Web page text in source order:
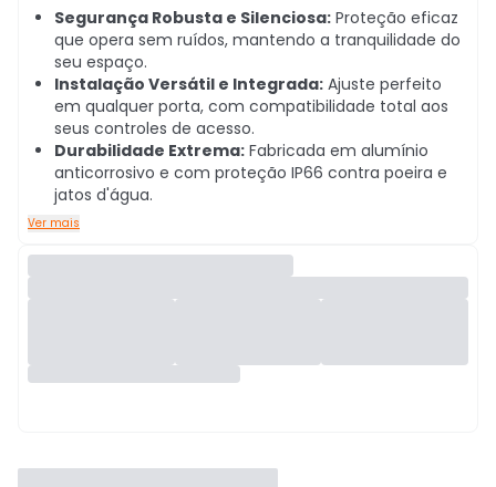
Segurança Robusta e Silenciosa: Proteção eficaz
que opera sem ruídos, mantendo a tranquilidade do
seu espaço.
Instalação Versátil e Integrada: Ajuste perfeito
em qualquer porta, com compatibilidade total aos
seus controles de acesso.
Durabilidade Extrema: Fabricada em alumínio
anticorrosivo e com proteção IP66 contra poeira e
jatos d'água.
Ver mais